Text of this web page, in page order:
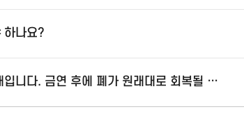
하나요?
흡연으로 인해 폐가 많이 손상된 상태입니다. 금연 후에 폐가 원래대로 회복될 수 있을까요?